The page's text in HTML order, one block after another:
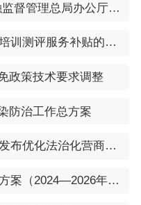
中国人民银行办公厅 国家金融监督管理总局办公厅关于做好经营性物业贷款管理的通知
【申报】关于申报人才引进及培训测评服务补贴的通知
政策技术要求调整
防治工作总方案
天津经开区与公检法部门联合发布优化法治化营商环境若干措施
《原材料工业数字化转型工作方案（2024—2026年）》